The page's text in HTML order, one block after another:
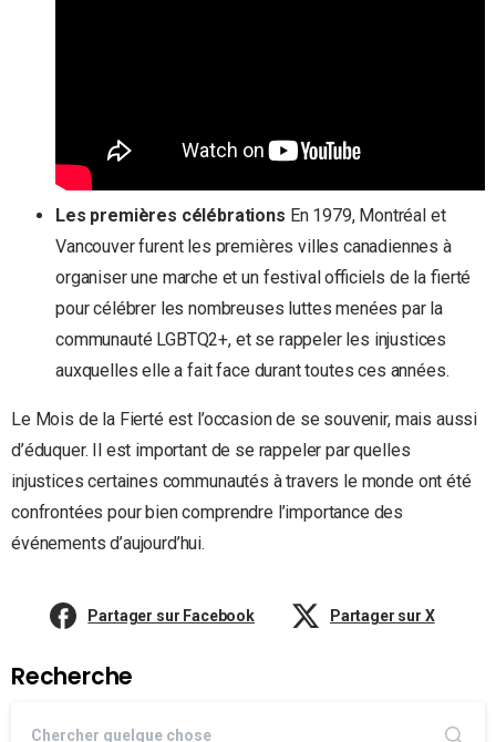
Les premières célébrations En 1979, Montréal et
Vancouver furent les premières villes canadiennes à
organiser une marche et un festival officiels de la fierté
pour célébrer les nombreuses luttes menées par la
communauté LGBTQ2+, et se rappeler les injustices
auxquelles elle a fait face durant toutes ces années.
Le Mois de la Fierté est l’occasion de se souvenir, mais aussi
d’éduquer. Il est important de se rappeler par quelles
injustices certaines communautés à travers le monde ont été
confrontées pour bien comprendre l’importance des
événements d’aujourd’hui.
Partager sur Facebook Partager sur X
Recherche